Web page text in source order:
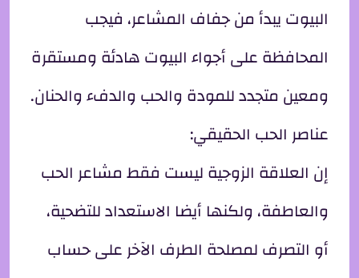
البيوت يبدأ من جفاف المشاعر، فيجب
المحافظة على أجواء البيوت هادئة ومستقرة
ومعين متجدد للمودة والحب والدفء والحنان.
عناصر الحب الحقيقي:
إن العلاقة الزوجية ليست فقط مشاعر الحب
والعاطفة، ولكنها أيضا الاستعداد للتضحية،
أو التصرف لمصلحة الطرف الآخر على حساب